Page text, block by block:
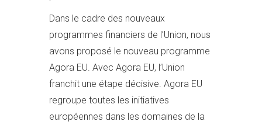
Dans le cadre des nouveaux
programmes financiers de l’Union, nous
avons proposé le nouveau programme
Agora EU. Avec Agora EU, l’Union
franchit une étape décisive. Agora EU
regroupe toutes les initiatives
européennes dans les domaines de la